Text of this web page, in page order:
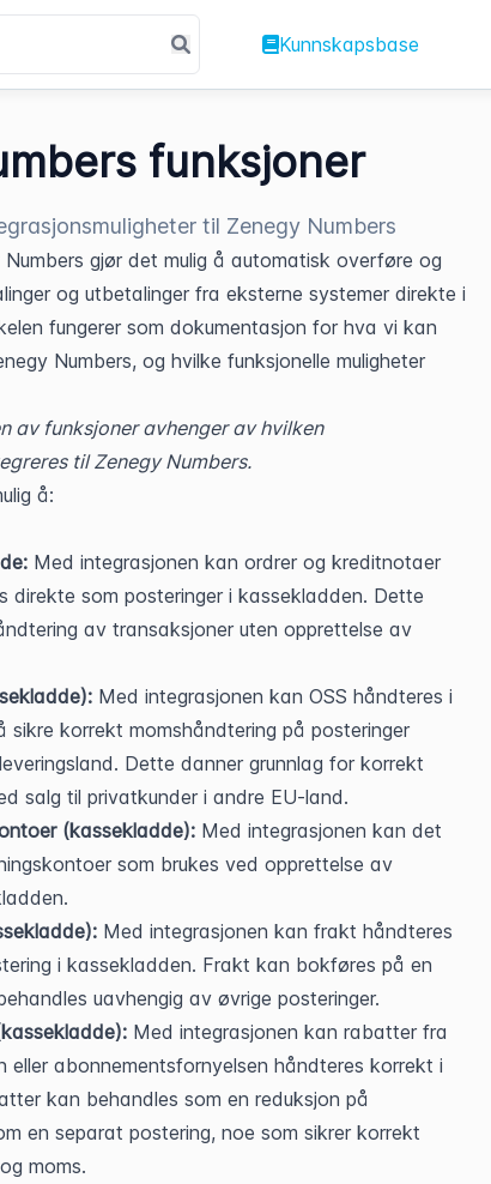
Kunnskapsbase
funksjoner
til Zenegy Numbers
gjør det mulig å automatisk overføre og
og utbetalinger fra eksterne systemer direkte i
fungerer som dokumentasjon for hva vi kan
Numbers, og hvilke funksjonelle muligheter
av funksjoner avhenger av hvilken
til Zenegy Numbers.
å:
Med integrasjonen kan ordrer og kreditnotaer
direkte som posteringer i kassekladden. Dette
av transaksjoner uten opprettelse av
Med integrasjonen kan OSS håndteres i
sikre korrekt momshåndtering på posteringer
Dette danner grunnlag for korrekt
salg til privatkunder i andre EU-land.
(kassekladde): Med integrasjonen kan det
som brukes ved opprettelse av
Med integrasjonen kan frakt håndteres
i kassekladden. Frakt kan bokføres på en
uavhengig av øvrige posteringer.
Med integrasjonen kan rabatter fra
abonnementsfornyelsen håndteres korrekt i
kan behandles som en reduksjon på
en separat postering, noe som sikrer korrekt
moms.